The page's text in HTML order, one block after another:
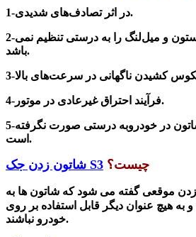
1-در اثر تصادف‌های شدیدی.
2-اتصالات بین شاتون، پیستون و میل‌لنگ را به درستی تنظیم نمی
باشد.
4-فرآیند احتراق غیرعادی در موتور.
5-روانکاری اتصالات شاتون در خودروبه درستی صورت نگرفته
است.
شاتون زدن جک S3 چیست؟
موقعی گفته می شود که شاتون ها به
هیچ عنوان دیگر قابل استفاده بر روی
خودرو نباشند.